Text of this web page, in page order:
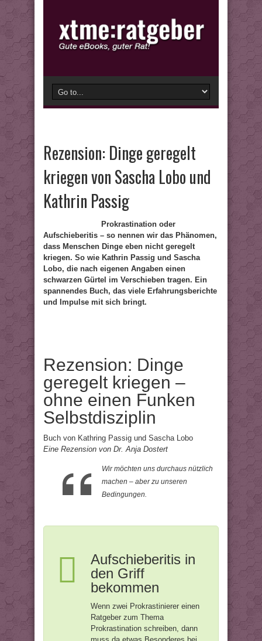
Rezension: Dinge geregelt
kriegen von Sascha Lobo und
Kathrin Passig
Prokrastination oder
Aufschieberitis – so nennen wir das Phänomen,
dass Menschen Dinge eben nicht geregelt
kriegen. So wie Kathrin Passig und Sascha
Lobo, die nach eigenen Angaben einen
schwarzen Gürtel im Verschieben tragen. Ein
spannendes Buch, das viele Erfahrungsberichte
und Impulse mit sich bringt.
Rezension: Dinge
geregelt kriegen –
ohne einen Funken
Selbstdisziplin
Buch von Kathring Passig und Sascha Lobo
Eine Rezension von Dr. Anja Dostert
Wir möchten uns durchaus nützlich
machen – aber zu unseren
Bedingungen.
Aufschieberitis in
den Griff
bekommen
Wenn zwei Prokrastinierer einen
Ratgeber zum Thema
Prokrastination schreiben, dann